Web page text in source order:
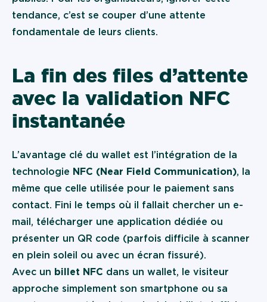
tendance, c’est se couper d’une attente
fondamentale de leurs clients.
La fin des files d’attente
avec la validation NFC
instantanée
L’avantage clé du wallet est l’intégration de la
technologie NFC (Near Field Communication), la
même que celle utilisée pour le paiement sans
contact. Fini le temps où il fallait chercher un e-
mail, télécharger une application dédiée ou
présenter un QR code (parfois difficile à scanner
en plein soleil ou avec un écran fissuré).
Avec un billet NFC dans un wallet, le visiteur
approche simplement son smartphone ou sa